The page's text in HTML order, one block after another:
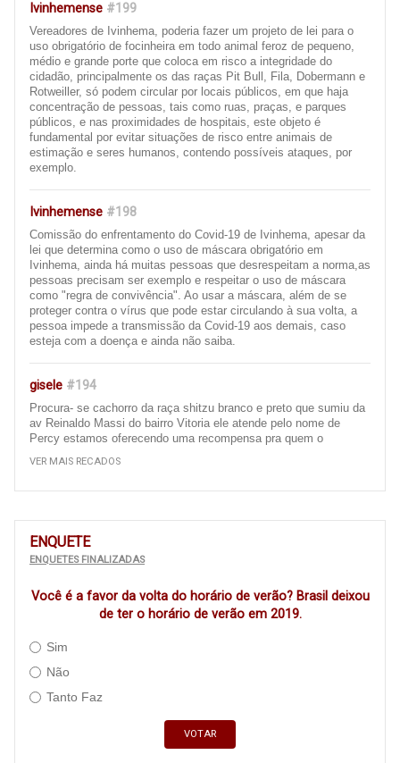
Ivinhemense #199
Vereadores de Ivinhema, poderia fazer um projeto de lei para o
uso obrigatório de focinheira em todo animal feroz de pequeno,
médio e grande porte que coloca em risco a integridade do
cidadão, principalmente os das raças Pit Bull, Fila, Dobermann e
Rotweiller, só podem circular por locais públicos, em que haja
concentração de pessoas, tais como ruas, praças, e parques
públicos, e nas proximidades de hospitais, este objeto é
fundamental por evitar situações de risco entre animais de
estimação e seres humanos, contendo possíveis ataques, por
exemplo.
Ivinhemense #198
Comissão do enfrentamento do Covid-19 de Ivinhema, apesar da
lei que determina como o uso de máscara obrigatório em
Ivinhema, ainda há muitas pessoas que desrespeitam a norma,as
pessoas precisam ser exemplo e respeitar o uso de máscara
como "regra de convivência". Ao usar a máscara, além de se
proteger contra o vírus que pode estar circulando à sua volta, a
pessoa impede a transmissão da Covid-19 aos demais, caso
esteja com a doença e ainda não saiba.
gisele #194
Procura- se cachorro da raça shitzu branco e preto que sumiu da
av Reinaldo Massi do bairro Vitoria ele atende pelo nome de
Percy estamos oferecendo uma recompensa pra quem o
obrigada att gisele
Bom dia, gostaria de fazer uma reclamação sobre as ruas da
nossa cidade de ivinhema, é um descaso com a população
essas ruas que quando vc passa de carro vc fica pulando dentro
precisa recapear, principalmente a av Panamá e as ruas em torno
da escola filinto Müller e algumas av do bairro centro..... é um
naquela região e as que passam ali todos os dias ) Isso acaba
amortecedores dos carros .... cadê os vereadores para cobrarem,
cadê a Adm municipal, para executarem estás obras, CADÊ
VER MAIS RECADOS
ENQUETE
ENQUETES FINALIZADAS
Você é a favor da volta do horário de verão? Brasil deixou
de ter o horário de verão em 2019.
Sim
Não
Tanto Faz
VOTAR